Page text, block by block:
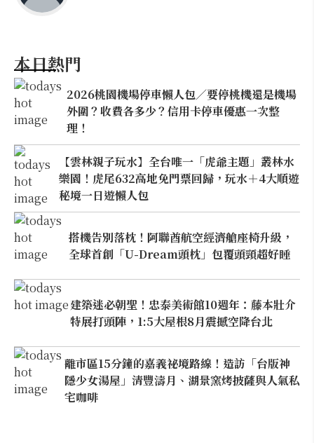
本日熱門
2026桃園機場停車懶人包／要停桃機還是機場
外圍？收費各多少？信用卡停車優惠一次整
理！
【雲林親子玩水】全台唯一「虎爺主題」叢林水
樂園！虎尾632高地免門票回歸，玩水＋4大順遊
秘境一日遊懶人包
搭機告別落枕！阿聯酋航空經濟艙座椅升級，
全球首創「U-Dream頭枕」包覆頭頸超好睡
建築迷必朝聖！忠泰美術館10週年：藤本壯介
特展打頭陣，1:5大屋根8月震撼空降台北
離市區15分鐘的嘉義祕境路線！造訪「台版神
隱少女湯屋」清豐濤月、湖景窯烤披薩與人氣私
宅咖啡